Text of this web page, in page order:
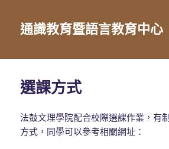
通識教育暨語言教育中心
選課方式
法鼓文理學院配合校際選課作業，有
方式，同學可以參考相關網址：